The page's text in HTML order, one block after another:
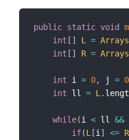
public static void
int [ ] L = Arrays
int [ ] R = Arrays
int i = 0, j = 0
int ll = L .
while(i < ll &&
if(L [i ] <= R